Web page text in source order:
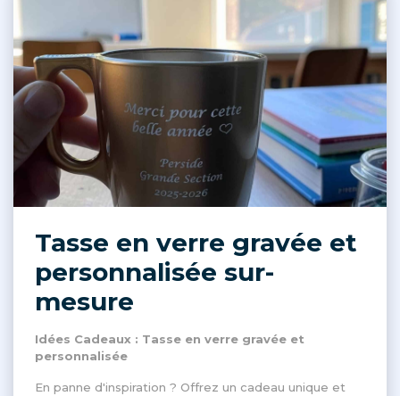
Tasse en verre gravée et
personnalisée sur-
mesure
Idées Cadeaux : Tasse en verre gravée et
personnalisée
En panne d'inspiration ? Offrez un cadeau unique et